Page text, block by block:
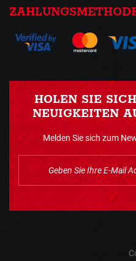
HOLEN SIE
NEUIGKEITEN
Melden Sie sich zum